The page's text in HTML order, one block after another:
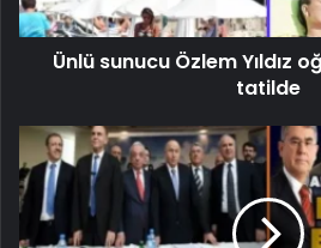
Ünlü sunucu Özlem Yıldız
tatilde